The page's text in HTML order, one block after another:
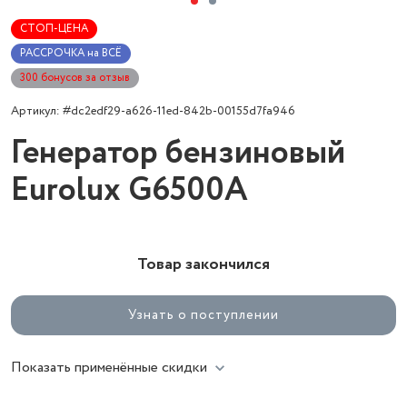
СТОП-ЦЕНА
РАССРОЧКА на ВСЁ
300 бонусов за отзыв
Артикул: #dc2edf29-a626-11ed-842b-00155d7fa946
Генератор бензиновый
Eurolux G6500A
Товар закончился
Узнать о поступлении
Показать применённые скидки